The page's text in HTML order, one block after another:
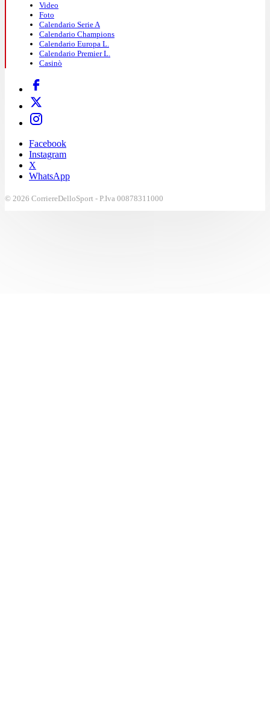
Video
Foto
Calendario Serie A
Calendario Champions
Calendario Europa L.
Calendario Premier L.
Casinò
Facebook
Instagram
X
WhatsApp
© 2026 CorriereDelloSport - P.Iva 00878311000